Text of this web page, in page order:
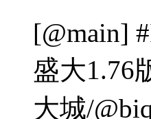
[@main]
盛大1.76
大城/